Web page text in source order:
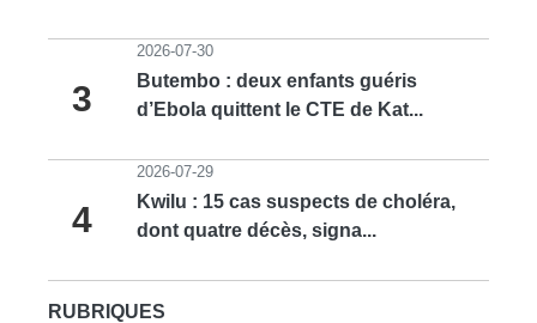
3
2026-07-30
Butembo : deux enfants guéris
d’Ebola quittent le CTE de Kat...
4
2026-07-29
Kwilu : 15 cas suspects de choléra,
dont quatre décès, signa...
RUBRIQUES